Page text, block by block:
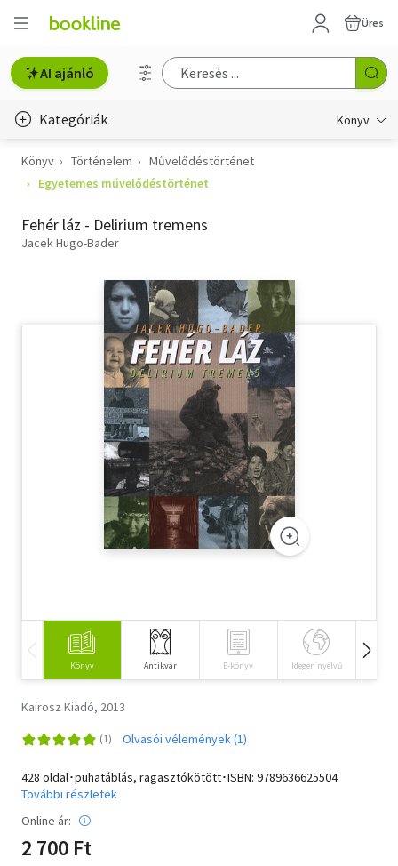
Üres
AI ajánló
Kategóriák Könyv
Életmód, egészség
Gyermek- és ifjúsági
Hobbi, szabadidő
Szótár, nyelvkönyv
Tankönyv, segédkönyv
Társadalomtudomány
Természettudomány
Vallás
Könyv Történelem
Művelődéstörténet
Egyetemes művelődéstörténet
Fehér láz - Delirium tremens
Jacek Hugo-Bader
Könyv Antikvár E-könyv Idegen nyelvű
Kairosz Kiadó, 2013
Olvasói vélemények (1)
428 oldal･puhatáblás, ragasztókötött･ISBN: 9789636625504
További részletek
Online ár:
2 700 Ft